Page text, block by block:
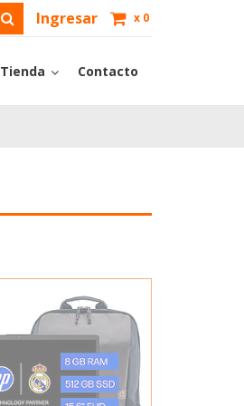
Ingresar x 0
Tienda Contacto